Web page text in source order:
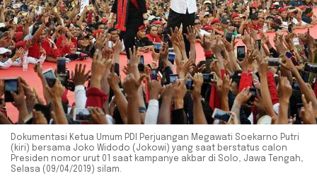
Dokumentasi Ketua Umum PDI Perjuangan Megawati Soekarno Putri
(kiri) bersama Joko Widodo (Jokowi) yang saat berstatus calon
Presiden nomor urut 01 saat kampanye akbar di Solo, Jawa Tengah,
Selasa (09/04/2019) silam.